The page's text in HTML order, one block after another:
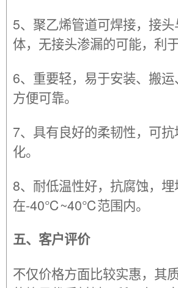
5、聚乙烯管道可焊接，接
体，无接头渗漏的可能，利于
6、重要轻，易于安装、搬
方便可靠。
7、具有良好的柔韧性，可
化。
8、耐低温性好，抗腐蚀，
在-40℃~40℃范围内。
五、客户评价
不仅价格方面比较实惠，其